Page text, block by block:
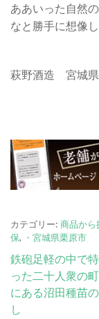
ああいった自然
なと勝手に想像
萩野酒造 宮城県
カテゴリー: 商品から
保, ・宮城県栗原市
投
稿
ナ
鉄砲足軽の中で
った二十人衆の
にある沼田種苗
し